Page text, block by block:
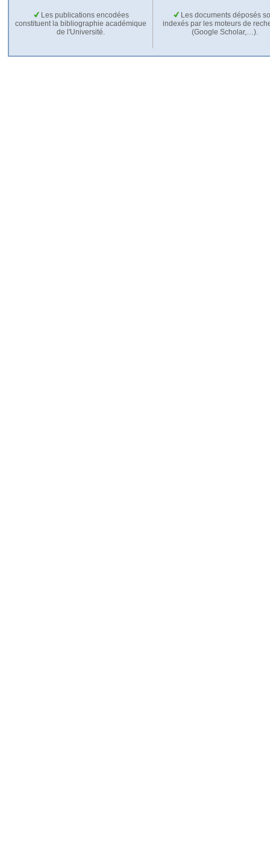
Les publications encodées
constituent la bibliographie académique
de l'Université.
Les documents déposés
indexés par les moteurs de
(Google Scholar,…).